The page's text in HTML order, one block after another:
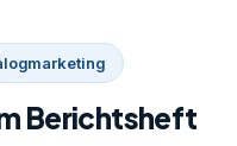
Berichtsheft